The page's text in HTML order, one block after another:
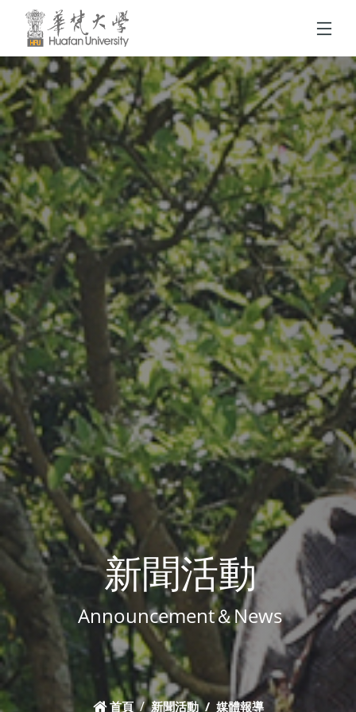
跳到頁面主要內容區
新聞活動
Announcement＆News
首頁 新聞活動 媒體報導